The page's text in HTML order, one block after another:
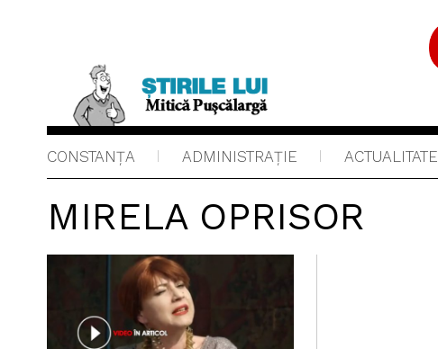
CONSTANȚA ADMINISTRAŢIE ACTUALITATE
MIRELA OPRISOR